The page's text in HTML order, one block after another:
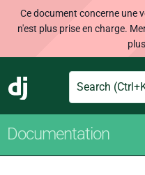
Ce document concerne une
n'est plus prise en charge.
Django
Search
Documentation